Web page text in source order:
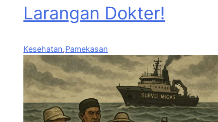
Larangan Dokter!
Kesehatan,Pamekasan